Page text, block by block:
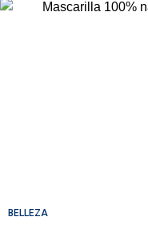
BELLEZA